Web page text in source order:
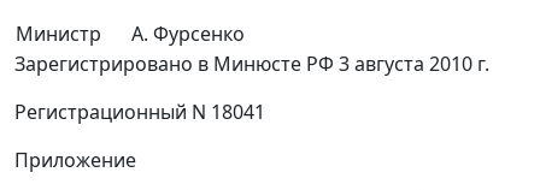
Министр
А. Фурсенко
Зарегистрировано в Минюсте РФ 3 августа 2010 г.
Регистрационный N 18041
Приложение